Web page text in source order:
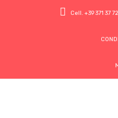
Cell. +39 371 37